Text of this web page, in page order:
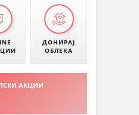
ДОНИРАЈ
ОБЛЕКА
АКЦИИ